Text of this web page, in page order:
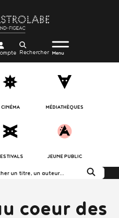
au
contenu
principal
Body
Recherche
Menu
burger
Body
icon_trigger
Menu
CINÉMA MÉDIATHÈQUES
JEUNE PUBLIC
dans le
coeur des